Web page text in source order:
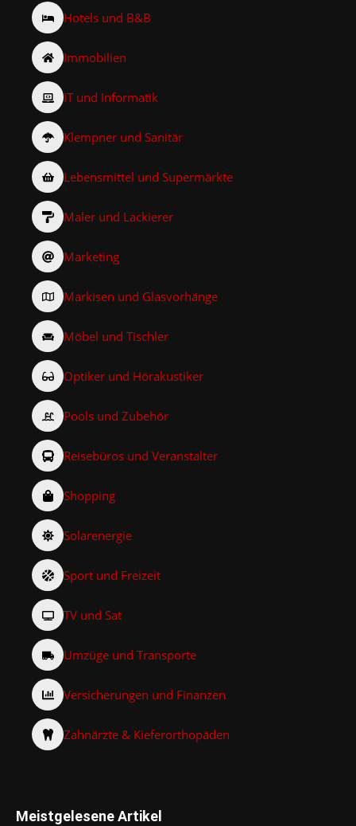
Hotels und B&B
Immobilien
IT und Informatik
Klempner und Sanitär
Lebensmittel und Supermärkte
Maler und Lackierer
Marketing
Markisen und Glasvorhänge
Möbel und Tischler
Optiker und Hörakustiker
Pools und Zubehör
Reisebüros und Veranstalter
Shopping
Solarenergie
Sport und Freizeit
TV und Sat
Umzüge und Transporte
Versicherungen und Finanzen
Zahnärzte & Kieferorthopäden
Meistgelesene Artikel